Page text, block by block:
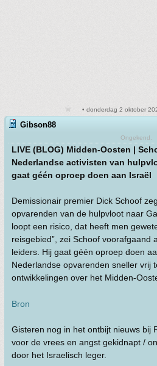
• donderdag 2 oktober
Gibson88
Ongekend.
LIVE (BLOG) Midden-Oosten |
Nederlandse activisten van
gaat géén oproep doen aan Israël
Demissionair premier Dick Schoof
opvarenden van de hulpvloot naar
loopt een risico, dat heeft men
reisgebied”, zei Schoof voorafgaand
leiders. Hij gaat géén oproep doen
Nederlandse opvarenden sneller vrij
ontwikkelingen over het Midden-
Bron
Gisteren nog in het ontbijt nieuws bij
voor de vrees en angst gekidnapt /
door het Israelisch leger.